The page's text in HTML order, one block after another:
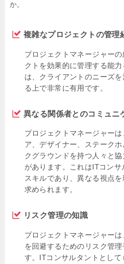
か。
複雑なプロジェクトの管理
プロジェクトマネージャー
クトを効果的に管理する能
は、クライアントのニーズ
る上で非常に有用です。
異なる関係者とのコミュニ
プロジェクトマネージャー
ア、デザイナー、ステーク
クグラウンドを持つ人々と
があります。これはITコン
スキルであり、異なる視点
求められます。
リスク管理の知識
プロジェクトマネージャー
を回避するためのリスク管
す。ITコンサルタントとし